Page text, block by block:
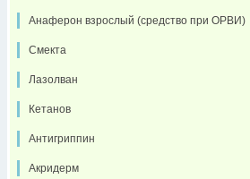
Анаферон взрослый (средство при ОРВИ)
Смекта
Лазолван
Кетанов
Антигриппин
Акридерм